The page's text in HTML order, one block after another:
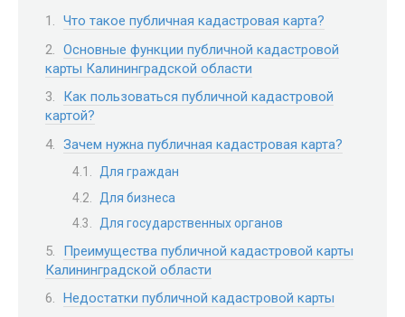
Что такое публичная кадастровая карта?
Основные функции публичной кадастровой
карты Калининградской области
Как пользоваться публичной кадастровой
картой?
Зачем нужна публичная кадастровая карта?
Для граждан
Для бизнеса
Для государственных органов
Преимущества публичной кадастровой карты
Калининградской области
Недостатки публичной кадастровой карты